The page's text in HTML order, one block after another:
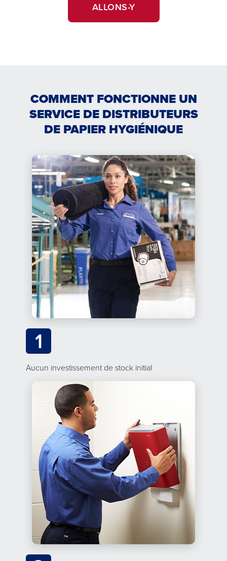
ALLONS-Y
COMMENT FONCTIONNE UN
SERVICE DE DISTRIBUTEURS
DE PAPIER HYGIÉNIQUE
1
Aucun investissement de stock initial